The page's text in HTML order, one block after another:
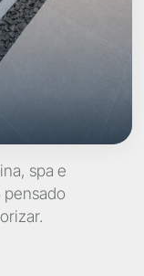
spa e